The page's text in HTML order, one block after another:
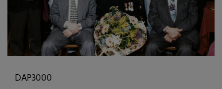
DAP3000